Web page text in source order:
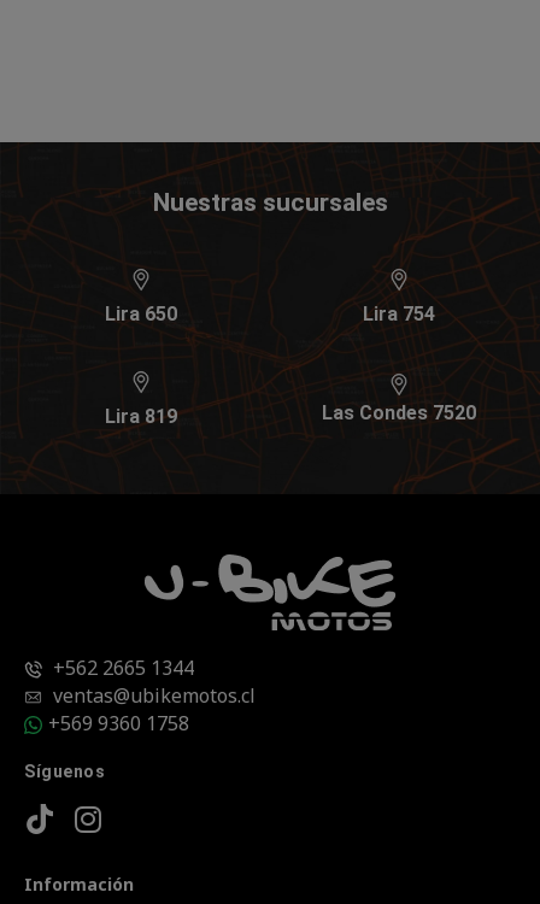
Nuestras sucursales
Lira 650 Lira 754
Lira 819 Las Condes 7520
+562 2665 1344
ventas@ubikemotos.cl
+569 9360 1758
Síguenos
Información